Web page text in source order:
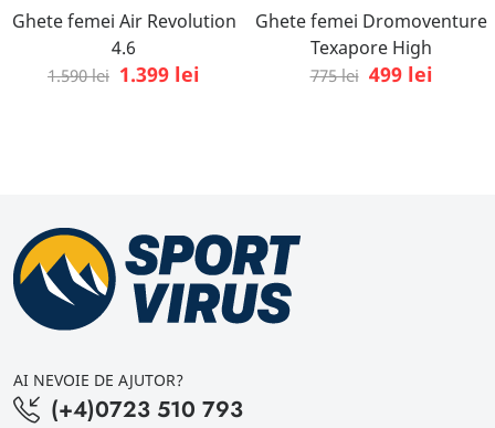
Ghete femei Air Revolution
4.6
1.590 lei 1.399 lei
Ghete femei Dromoventure
Texapore High
775 lei 499 lei
AI NEVOIE DE AJUTOR?
(+4)0723 510 793